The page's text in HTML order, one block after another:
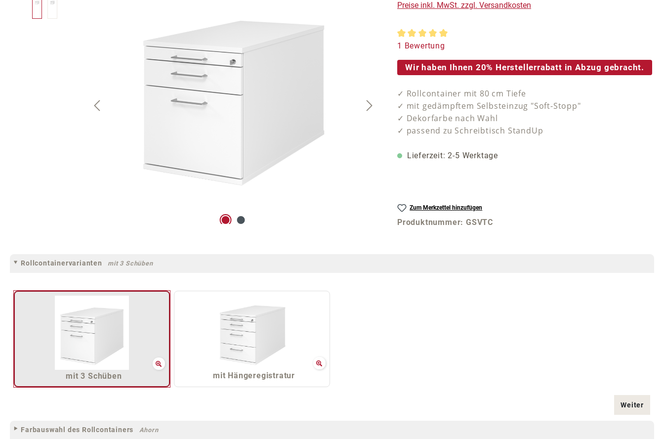
Preise inkl. MwSt. zzgl. Versandkosten
Durchschnittliche Bewertung von 5 von 5 Sternen
1 Bewertung
Wir haben Ihnen 20% Herstellerrabatt in Abzug gebracht.
✓ Rollcontainer mit 80 cm Tiefe
✓ mit gedämpftem Selbsteinzug "Soft-Stopp"
✓ Dekorfarbe nach Wahl
✓ passend zu Schreibtisch StandUp
Lieferzeit: 2-5 Werktage
Zum Merkzettel hinzufügen
Produktnummer:GSVTC
Rollcontainervarianten mit 3 Schüben
mit 3 Schüben mit Hängeregistratur
Weiter
Farbauswahl des Rollcontainers Ahorn